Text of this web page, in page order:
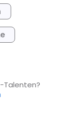
Talenten?